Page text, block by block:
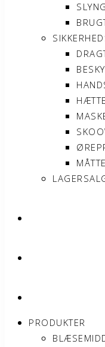
PRODUKTER